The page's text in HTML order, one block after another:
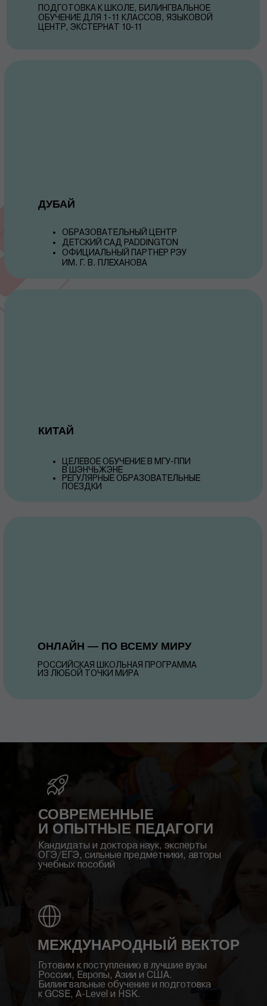
ОБРАЗОВАТЕЛЬНЫЙ ЦЕНТР
ДЕТСКИЙ САД PADDINGTON
ОФИЦИАЛЬНЫЙ ПАРТНЕР РЭУ
ИМ. Г. В. ПЛЕХАНОВА
ЦЕЛЕВОЕ ОБУЧЕНИЕ В МГУ-ППИ
В ШЭНЧЬЖЭНЕ
РЕГУЛЯРНЫЕ ОБРАЗОВАТЕЛЬНЫЕ
ПОЕЗДКИ
ДУБАЙ
КИТАЙ
РОССИЙСКАЯ ШКОЛЬНАЯ ПРОГРАММА
ИЗ ЛЮБОЙ ТОЧКИ МИРА
ОНЛАЙН — ПО ВСЕМУ МИРУ
ПОДГОТОВКА К ШКОЛЕ, БИЛИНГВАЛЬНОЕ
ОБУЧЕНИЕ ДЛЯ 1-11 КЛАССОВ, ЯЗЫКОВОЙ
ЦЕНТР, ЭКСТЕРНАТ 10-11
СОВРЕМЕННЫЕ
И ОПЫТНЫЕ ПЕДАГОГИ
МЕЖДУНАРОДНЫЙ ВЕКТОР
Готовим к поступлению в лучшие вузы
России, Европы, Азии и США.
Билингвальные обучение и подготовка
к GCSE, A-Level и HSK.
Кандидаты и доктора наук, эксперты
ОГЭ/ЕГЭ, сильные предметники, авторы
учебных пособий